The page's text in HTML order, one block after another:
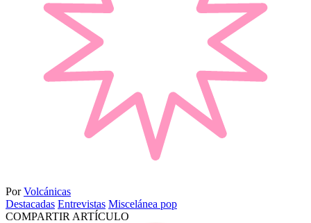
PorVolcánicas
Destacadas Entrevistas Miscelánea pop
COMPARTIR ARTÍCULO